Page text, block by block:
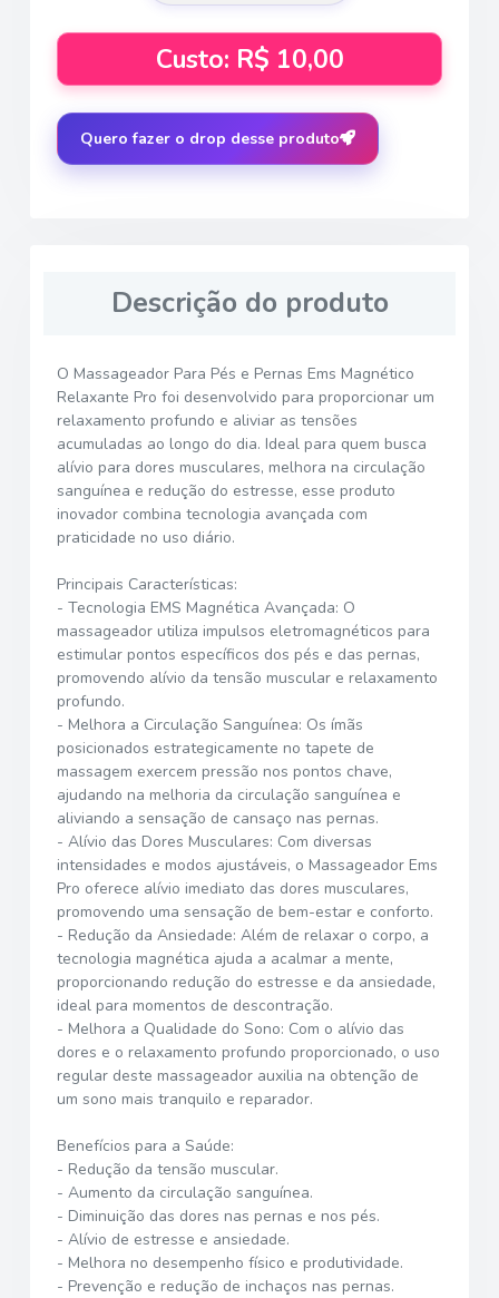
Custo: R$ 10,00
Quero fazer o drop desse produto
Descrição do produto
O Massageador Para Pés e Pernas Ems Magnético
Relaxante Pro foi desenvolvido para proporcionar um
relaxamento profundo e aliviar as tensões
acumuladas ao longo do dia. Ideal para quem busca
alívio para dores musculares, melhora na circulação
sanguínea e redução do estresse, esse produto
inovador combina tecnologia avançada com
praticidade no uso diário.
Principais Características:
- Tecnologia EMS Magnética Avançada: O
massageador utiliza impulsos eletromagnéticos para
estimular pontos específicos dos pés e das pernas,
promovendo alívio da tensão muscular e relaxamento
profundo.
- Melhora a Circulação Sanguínea: Os ímãs
posicionados estrategicamente no tapete de
massagem exercem pressão nos pontos chave,
ajudando na melhoria da circulação sanguínea e
aliviando a sensação de cansaço nas pernas.
- Alívio das Dores Musculares: Com diversas
intensidades e modos ajustáveis, o Massageador Ems
Pro oferece alívio imediato das dores musculares,
promovendo uma sensação de bem-estar e conforto.
- Redução da Ansiedade: Além de relaxar o corpo, a
tecnologia magnética ajuda a acalmar a mente,
proporcionando redução do estresse e da ansiedade,
ideal para momentos de descontração.
- Melhora a Qualidade do Sono: Com o alívio das
dores e o relaxamento profundo proporcionado, o uso
regular deste massageador auxilia na obtenção de
um sono mais tranquilo e reparador.
Benefícios para a Saúde:
- Redução da tensão muscular.
- Aumento da circulação sanguínea.
- Diminuição das dores nas pernas e nos pés.
- Alívio de estresse e ansiedade.
- Melhora no desempenho físico e produtividade.
- Prevenção e redução de inchaços nas pernas.